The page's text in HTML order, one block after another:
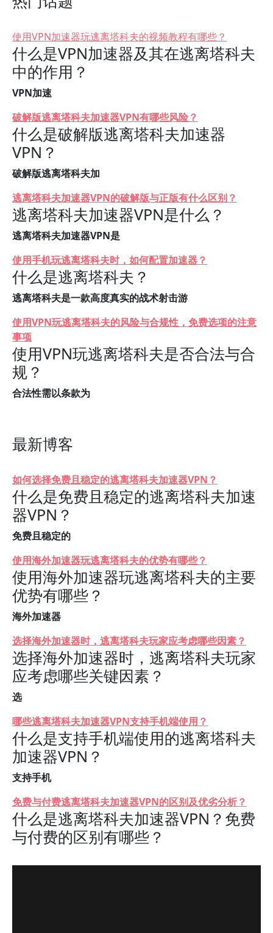
使用VPN加速器玩逃离塔科夫的视频教程有哪些？
什么是VPN加速器及其在逃离塔科夫
中的作用？
VPN加速
破解版逃离塔科夫加速器VPN有哪些风险？
什么是破解版逃离塔科夫加速器
VPN？
破解版逃离塔科夫加
逃离塔科夫加速器VPN的破解版与正版有什么区别？
逃离塔科夫加速器VPN是什么？
逃离塔科夫加速器VPN是
使用手机玩逃离塔科夫时，如何配置加速器？
什么是逃离塔科夫？
逃离塔科夫是一款高度真实的战术射击游
使用VPN玩逃离塔科夫的风险与合规性，免费选项的注意
事项
使用VPN玩逃离塔科夫是否合法与合
规？
合法性需以条款为
最新博客
如何选择免费且稳定的逃离塔科夫加速器VPN？
什么是免费且稳定的逃离塔科夫加速
器VPN？
免费且稳定的
使用海外加速器玩逃离塔科夫的优势有哪些？
使用海外加速器玩逃离塔科夫的主要
优势有哪些？
海外加速器
选择海外加速器时，逃离塔科夫玩家应考虑哪些因素？
选择海外加速器时，逃离塔科夫玩家
应考虑哪些关键因素？
选
哪些逃离塔科夫加速器VPN支持手机端使用？
什么是支持手机端使用的逃离塔科夫
加速器VPN？
支持手机
免费与付费逃离塔科夫加速器VPN的区别及优劣分析？
什么是逃离塔科夫加速器VPN？免费
与付费的区别有哪些？